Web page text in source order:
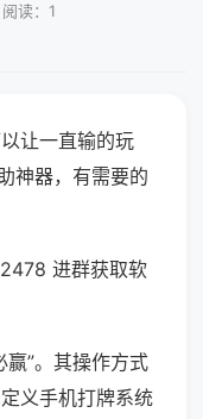
读：1
让一直输的玩
神器，有需要的
进群获取软
赢”。其操作方式
义手机打牌系统